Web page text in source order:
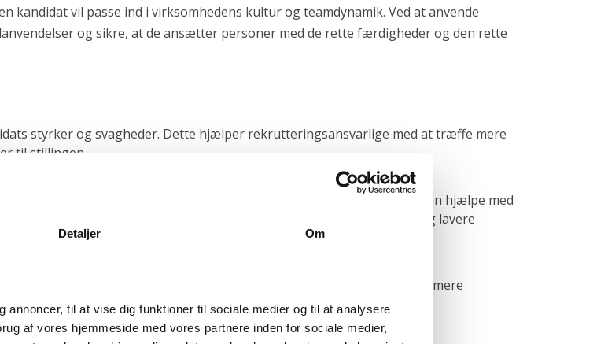
Detaljer Om
annoncer, til at vise dig funktioner til sociale medier og til at analysere
af vores hjemmeside med vores partnere inden for sociale medier,
vil passe ind i virksomhedens kultur og teamdynamik. Ved at anvende
og sikre, at de ansætter personer med de rette færdigheder og den rette
styrker og svagheder. Dette hjælper rekrutteringsansvarlige med at træffe mere
til stillingen.
en kandidat vil passe ind i virksomhedens kultur. Personlighedstest kan hjælpe med
arbejdsmetoder, hvilket kan føre til højere medarbejdertilfredshed og lavere
Ved at anvende objektive personlighedstest kan virksomheder minimere
på lige vilkår.